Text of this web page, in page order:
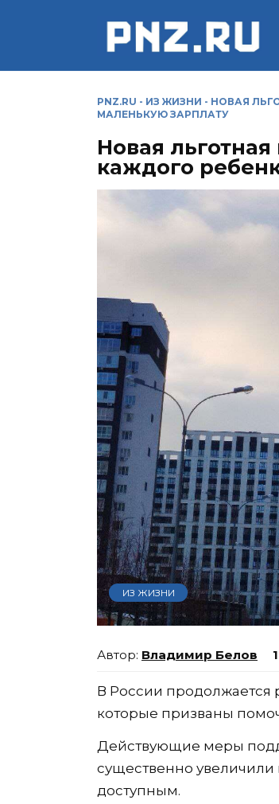
PNZ.RU - ИЗ ЖИЗНИ - НОВАЯ
МАЛЕНЬКУЮ ЗАРПЛАТУ
Новая
каждого
ИЗ ЖИЗНИ
Владимир Белов
В России продолжается
которые призваны
Действующие меры
существенно
доступным.